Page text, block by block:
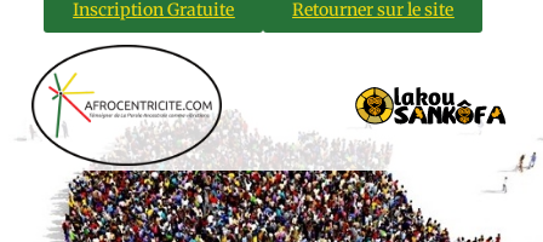
Inscription Gratuite Retourner sur le site